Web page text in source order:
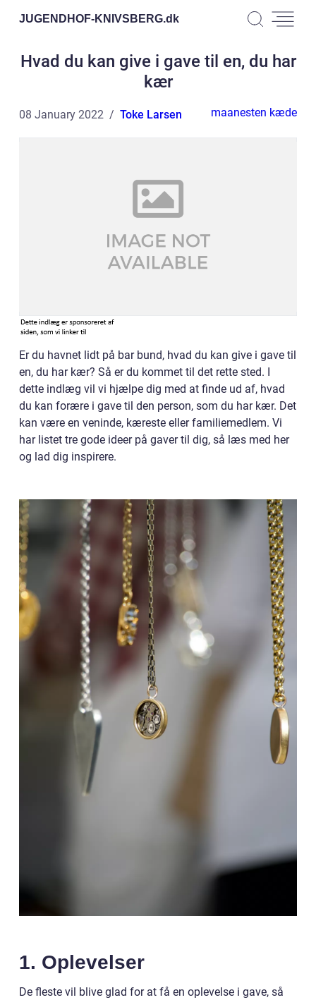
JUGENDHOF-KNIVSBERG.dk
Hvad du kan give i gave til en, du har
kær
08 January 2022 Toke Larsen maanesten kæde
Er du havnet lidt på bar bund, hvad du kan give i gave til
en, du har kær? Så er du kommet til det rette sted. I
dette indlæg vil vi hjælpe dig med at finde ud af, hvad
du kan forære i gave til den person, som du har kær. Det
kan være en veninde, kæreste eller familiemedlem. Vi
har listet tre gode ideer på gaver til dig, så læs med her
og lad dig inspirere.
1. Oplevelser
De fleste vil blive glad for at få en oplevelse i gave, så